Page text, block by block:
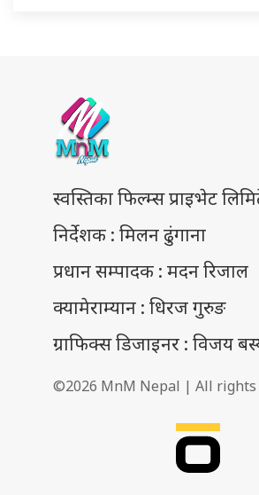
स्वस्तिका फिल्म्स प्राइभेट
निर्देशक : मिलन ढुंगाना
प्रधान सम्पादक : मदन रिजाल
क्यामेराम्यान : धिरज गुरुङ
ग्राफिक्स डिजाइनर : विजय
©2026 MnM Nepal | All rights